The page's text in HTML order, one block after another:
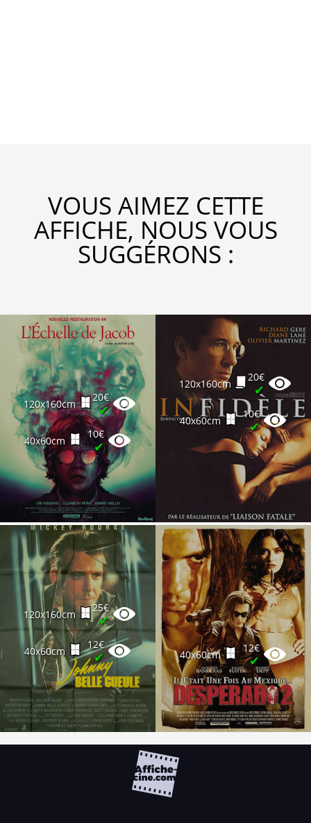
VOUS AIMEZ CETTE
AFFICHE, NOUS VOUS
SUGGÉRONS :
120x160cm
20€
✔
40x60cm
10€
✔
120x160cm
20€
✔
40x60cm
10€
✔
120x160cm
25€
✔
40x60cm
12€
✔ 40x60cm
12€
✔